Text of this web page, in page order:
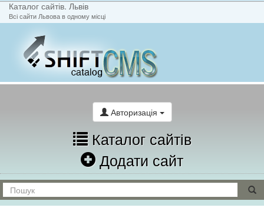
Каталог сайтів. Львів
Всі сайти Львова в одному місці
Авторизація
Каталог сайтів
Додати сайт